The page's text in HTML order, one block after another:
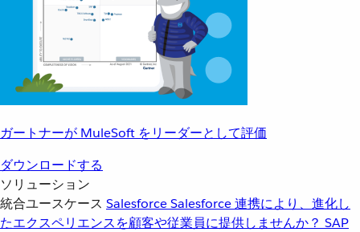
ガートナーが MuleSoft をリーダーとして評価
ダウンロードする
ソリューション
統合ユースケース SalesforceSalesforce 連携により、進化し
たエクスペリエンスを顧客や従業員に提供しませんか？ SAP